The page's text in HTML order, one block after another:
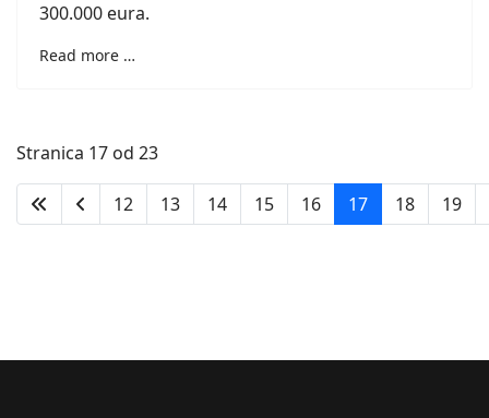
300.000 eura.
Read more …
Stranica 17 od 23
12 13 14 15 16 17 18 19